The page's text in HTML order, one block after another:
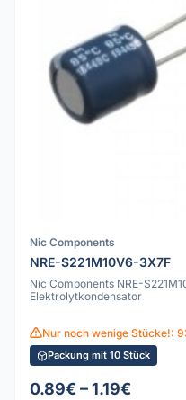
Nic Components
NRE-S221M10V6-3X7F
Nic Components NRE-
Elektrolytkondensator
Nur noch wenige Stücke!:
Packung mit 10 Stück
0.89€ – 1.19€